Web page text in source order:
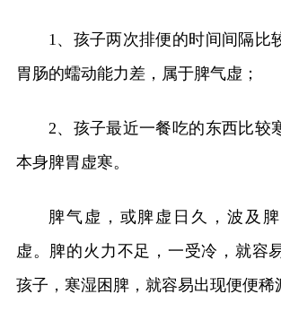
1、孩子两次排便的时间间隔比
胃肠的蠕动能力差，属于脾气虚；
2、孩子最近一餐吃的东西比较
本身脾胃虚寒。
脾气虚，或脾虚日久，波及
虚。脾的火力不足，一受冷，就容
孩子，寒湿困脾，就容易出现便便稀